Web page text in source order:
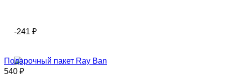
-241 ₽
Подарочный пакет Ray Ban
540 ₽